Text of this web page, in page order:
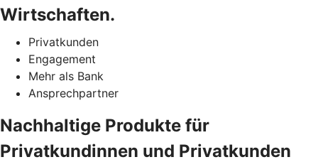
Wirtschaften.
Privatkunden
Engagement
Mehr als Bank
Ansprechpartner
Nachhaltige Produkte für
Privatkundinnen und Privatkunden